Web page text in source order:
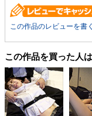
この作品のレビューを書く
この作品を買った人